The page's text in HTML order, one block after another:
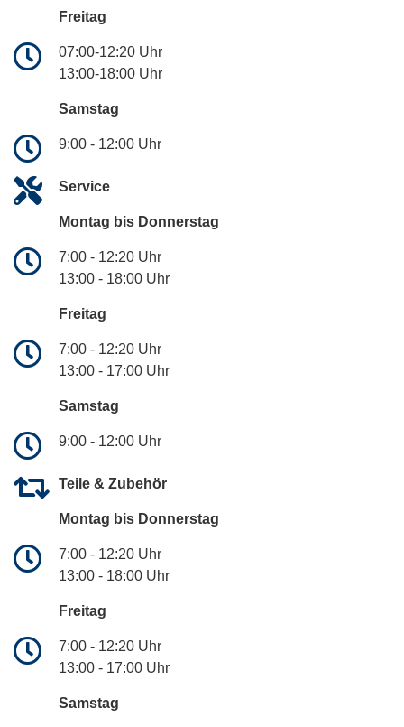
Freitag
07:00-12:20 Uhr
13:00-18:00 Uhr
Samstag
9:00 - 12:00 Uhr
Service
Montag bis Donnerstag
7:00 - 12:20 Uhr
13:00 - 18:00 Uhr
Freitag
7:00 - 12:20 Uhr
13:00 - 17:00 Uhr
Samstag
9:00 - 12:00 Uhr
Teile & Zubehör
Montag bis Donnerstag
7:00 - 12:20 Uhr
13:00 - 18:00 Uhr
Freitag
7:00 - 12:20 Uhr
13:00 - 17:00 Uhr
Samstag